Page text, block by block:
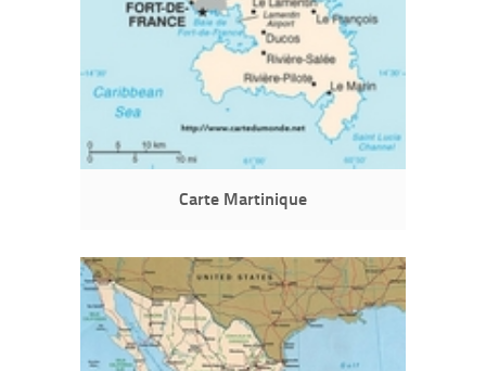
Carte Martinique